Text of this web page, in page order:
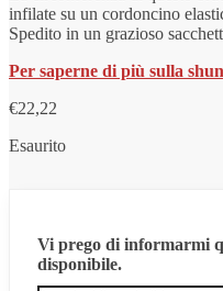
infilate su un cordoncino
Spedito in un grazioso
Per saperne di più sulla
€22,22
Esaurito
Vi prego di informarmi
disponibile.